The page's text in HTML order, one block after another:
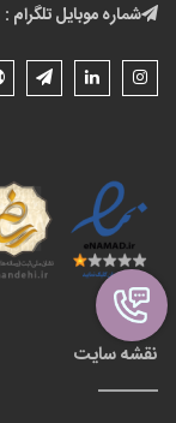
شماره موبایل تلگرام :
نقشه سایت